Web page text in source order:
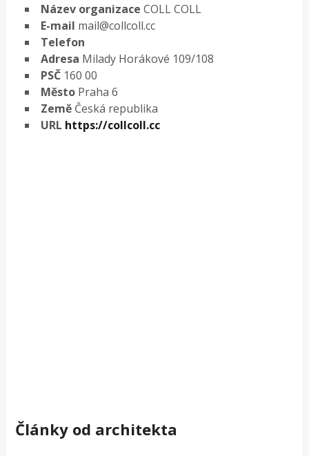
Název organizace COLL COLL
E-mail mail@collcoll.cc
Telefon
Adresa Milady Horákové 109/108
PSČ 160 00
Město Praha 6
Země Česká republika
URL https://collcoll.cc
Články od architekta